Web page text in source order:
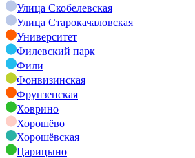
Улица Скобелевская
Улица Старокачаловская
Университет
Филевский парк
Фили
Фонвизинская
Фрунзенская
Ховрино
Хорошёво
Хорошёвская
Царицыно